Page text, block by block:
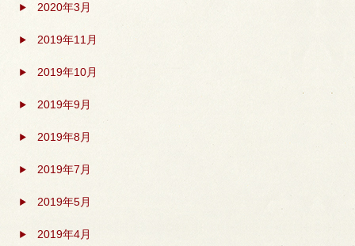
2020年3月
2019年11月
2019年10月
2019年9月
2019年8月
2019年7月
2019年5月
2019年4月